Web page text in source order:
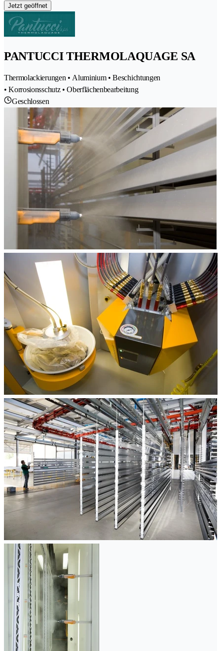
Jetzt geöffnet
PANTUCCI THERMOLAQUAGE SA
Thermolackierungen • Aluminium • Beschichtungen
• Korrosionsschutz • Oberflächenbearbeitung
Geschlossen